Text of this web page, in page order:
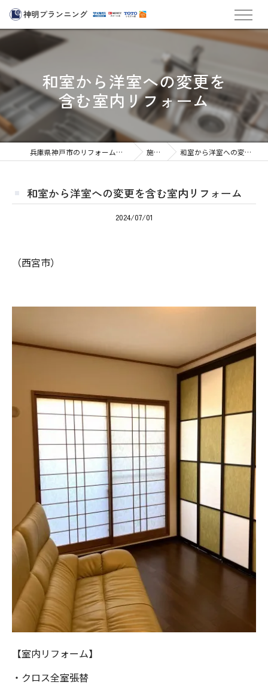
和室から洋室への変更を
含む室内リフォーム
兵庫県神戸市のリフォームなら株式会社神明プランニング 施工実績 和室から洋室への変更を含む室内リフォーム
和室から洋室への変更を含む室内リフォーム
2024/07/01
（西宮市）
【室内リフォーム】
・クロス全室張替